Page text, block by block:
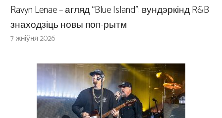
Ravyn Lenae – агляд “Blue Island”: вундэркінд R&B
знаходзіць новы поп-рытм
7 жніўня 2026